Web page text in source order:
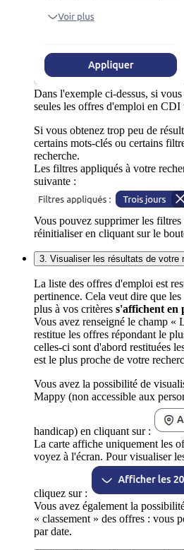
Dans l'exemple ci-dessus, si
seules les offres d'emploi en CDI
Si vous obtenez trop peu de
certains mots-clés ou certains
recherche.
Les filtres appliqués à votre
suivante :
Vous pouvez supprimer les
réinitialiser en cliquant sur le
3. Visualiser les résultats de votre
La liste des offres d'emploi est
pertinence. Cela veut dire que
plus à vos critères s'affichent en
Vous avez renseigné le champ «
restitue les offres répondant le
celles-ci sont d'abord restituées
est le plus proche de votre
Vous avez la possibilité de
Mappy (non accessible aux
handicap) en cliquant sur :
La carte affiche uniquement les
voyez à l'écran. Pour visualiser
cliquez sur :
Vous avez également la
« classement » des offres : vous
par date.